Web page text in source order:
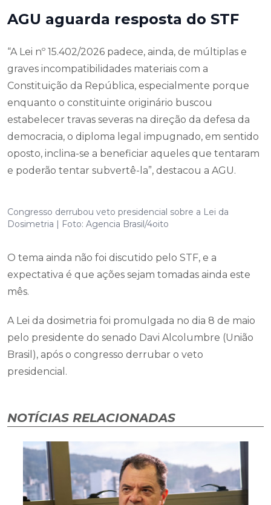
AGU aguarda resposta do STF
“A Lei nº 15.402/2026 padece, ainda, de múltiplas e
graves incompatibilidades materiais com a
Constituição da República, especialmente porque
enquanto o constituinte originário buscou
estabelecer travas severas na direção da defesa da
democracia, o diploma legal impugnado, em sentido
oposto, inclina-se a beneficiar aqueles que tentaram
e poderão tentar subvertê-la”, destacou a AGU.
Congresso derrubou veto presidencial sobre a Lei da
Dosimetria | Foto: Agencia Brasil/4oito
O tema ainda não foi discutido pelo STF, e a
expectativa é que ações sejam tomadas ainda este
mês.
A Lei da dosimetria foi promulgada no dia 8 de maio
pelo presidente do senado Davi Alcolumbre (União
Brasil), após o congresso derrubar o veto
presidencial.
NOTÍCIAS RELACIONADAS